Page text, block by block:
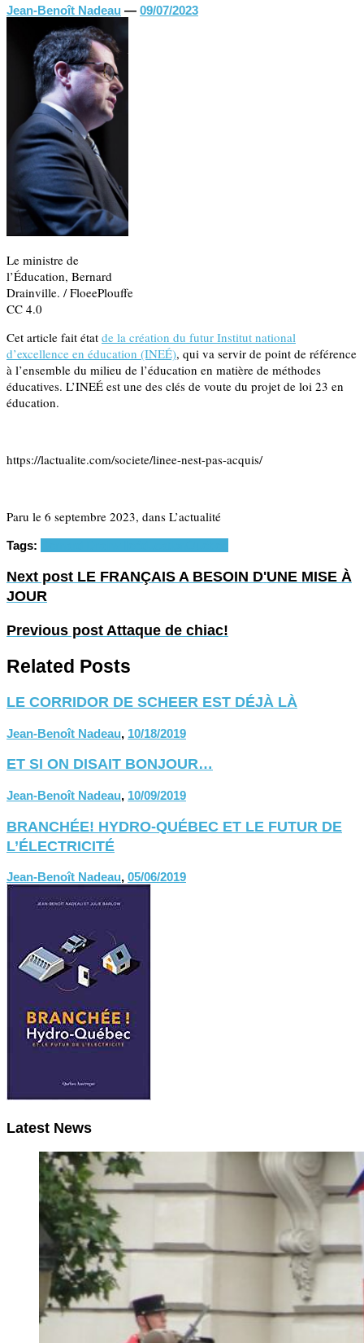
Jean-Benoît Nadeau — 09/07/2023
Le ministre de
l’Éducation, Bernard
Drainville. / FloeePlouffe
CC 4.0
Cet article fait état de la création du futur Institut national
d’excellence en éducation (INEÉ), qui va servir de point de référence
à l’ensemble du milieu de l’éducation en matière de méthodes
éducatives. L’INEÉ est une des clés de voute du projet de loi 23 en
éducation.
https://lactualite.com/societe/linee-nest-pas-acquis/
Paru le 6 septembre 2023, dans L’actualité
Tags:
Next post LE FRANÇAIS A BESOIN D'UNE MISE À
JOUR
Previous post Attaque de chiac!
Related Posts
LE CORRIDOR DE SCHEER EST DÉJÀ LÀ
Jean-Benoît Nadeau, 10/18/2019
ET SI ON DISAIT BONJOUR…
Jean-Benoît Nadeau, 10/09/2019
BRANCHÉE! HYDRO-QUÉBEC ET LE FUTUR DE
L’ÉLECTRICITÉ
Jean-Benoît Nadeau, 05/06/2019
Latest News